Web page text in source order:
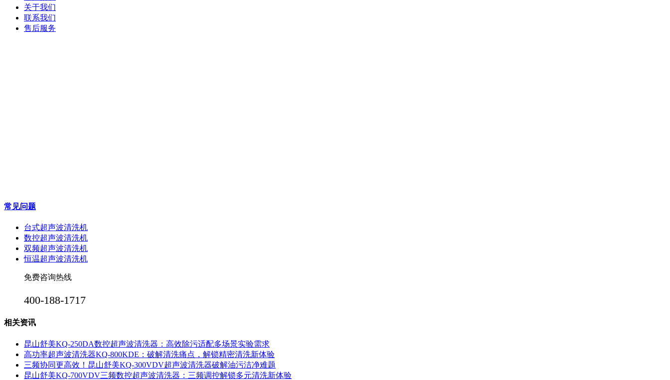
关于我们
联系我们
售后服务
常见问题
台式超声波清洗机
数控超声波清洗机
双频超声波清洗机
恒温超声波清洗机
免费咨询热线
400-188-1717
相关资讯
昆山舒美KQ-250DA数控超声波清洗器：高效除污适配多场景实验需求
高功率超声波清洗器KQ-800KDE：破解清洗痛点，解锁精密清洗新体验
三频协同更高效！昆山舒美KQ-300VDV超声波清洗器破解油污洁净难题
昆山舒美KQ-700VDV三频数控超声波清洗器：三频调控解锁多元清洗新体验